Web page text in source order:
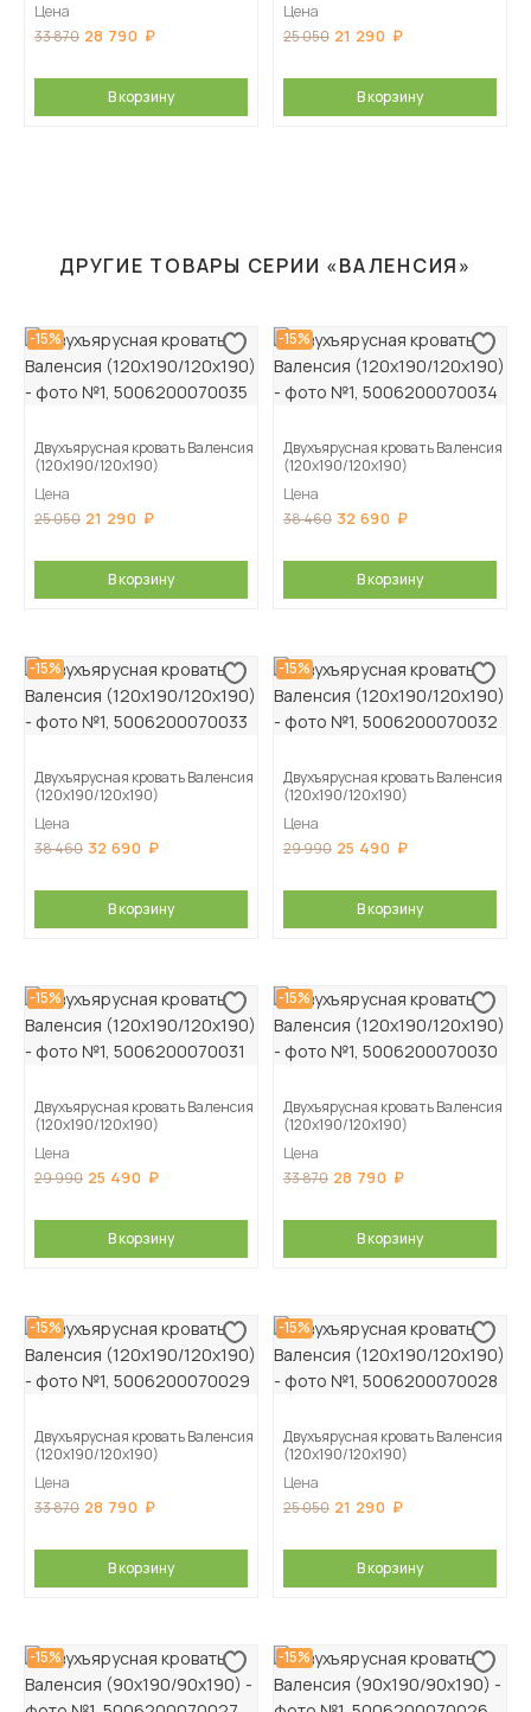
Цена
33 870 28 790
В корзину
Цена
25 050 21 290
В корзину
ДРУГИЕ ТОВАРЫ СЕРИИ «ВАЛЕНСИЯ»
-15%
Двухъярусная кровать Валенсия
(120х190/120х190)
Цена
25 050 21 290
В корзину
-15%
Двухъярусная кровать Валенсия
(120х190/120х190)
Цена
38 460 32 690
В корзину
-15%
Двухъярусная кровать Валенсия
(120х190/120х190)
Цена
38 460 32 690
В корзину
-15%
Двухъярусная кровать Валенсия
(120х190/120х190)
Цена
29 990 25 490
В корзину
-15%
Двухъярусная кровать Валенсия
(120х190/120х190)
Цена
29 990 25 490
В корзину
-15%
Двухъярусная кровать Валенсия
(120х190/120х190)
Цена
33 870 28 790
В корзину
-15%
Двухъярусная кровать Валенсия
(120х190/120х190)
Цена
33 870 28 790
В корзину
-15%
Двухъярусная кровать Валенсия
(120х190/120х190)
Цена
25 050 21 290
В корзину
-15% -15%